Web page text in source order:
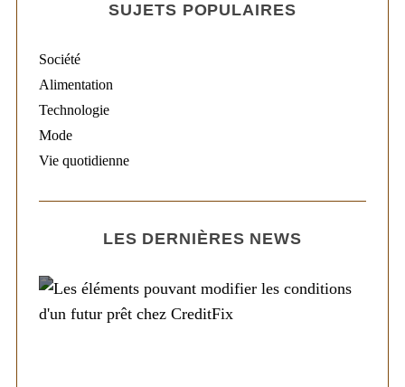
SUJETS POPULAIRES
Société
Alimentation
Technologie
Mode
Vie quotidienne
LES DERNIÈRES NEWS